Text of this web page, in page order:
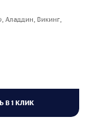
Аладдин, Викинг,
В 1 КЛИК